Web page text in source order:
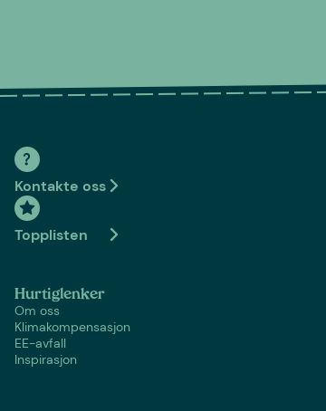
Kontakte oss
Topplisten
Hurtiglenker
Om oss
Klimakompensasjon
EE-avfall
Inspirasjon